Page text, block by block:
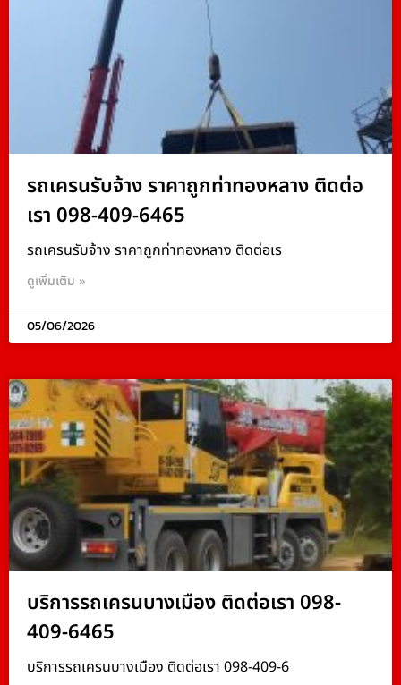
รถเครนรับจ้าง ราคาถูกท่าทองหลาง ติดต่อ
เรา 098-409-6465
รถเครนรับจ้าง ราคาถูกท่าทองหลาง ติดต่อเร
ดูเพิ่มเติม »
05/06/2026
บริการรถเครนบางเมือง ติดต่อเรา 098-
409-6465
บริการรถเครนบางเมือง ติดต่อเรา 098-409-6